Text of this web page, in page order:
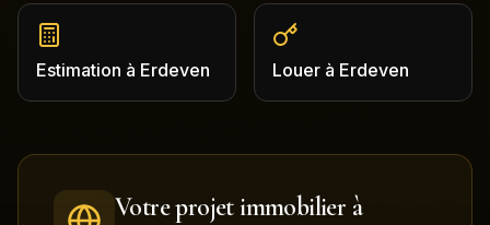
Estimation à Erdeven Louer à Erdeven
Votre projet immobilier à